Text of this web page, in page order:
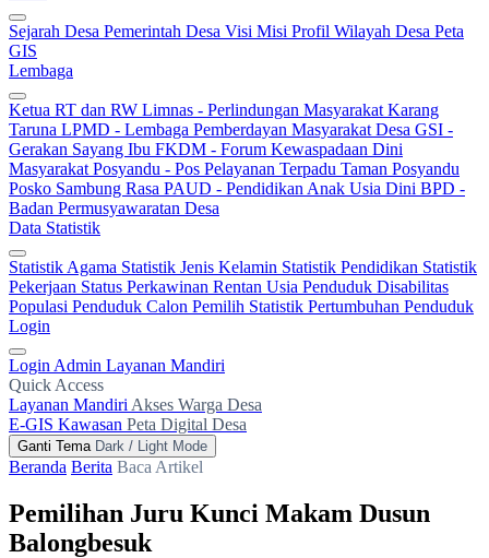
Sejarah Desa Pemerintah Desa Visi Misi Profil Wilayah Desa Peta
GIS
Lembaga
Ketua RT dan RW Limnas - Perlindungan Masyarakat Karang
Taruna LPMD - Lembaga Pemberdayan Masyarakat Desa GSI -
Gerakan Sayang Ibu FKDM - Forum Kewaspadaan Dini
Masyarakat Posyandu - Pos Pelayanan Terpadu Taman Posyandu
Posko Sambung Rasa PAUD - Pendidikan Anak Usia Dini BPD -
Badan Permusyawaratan Desa
Data Statistik
Statistik Agama Statistik Jenis Kelamin Statistik Pendidikan Statistik
Pekerjaan Status Perkawinan Rentan Usia Penduduk Disabilitas
Populasi Penduduk Calon Pemilih Statistik Pertumbuhan Penduduk
Login
Login Admin Layanan Mandiri
Quick Access
Layanan Mandiri Akses Warga Desa
E-GIS Kawasan Peta Digital Desa
Ganti Tema Dark / Light Mode
Beranda Berita Baca Artikel
Pemilihan Juru Kunci Makam Dusun
Balongbesuk